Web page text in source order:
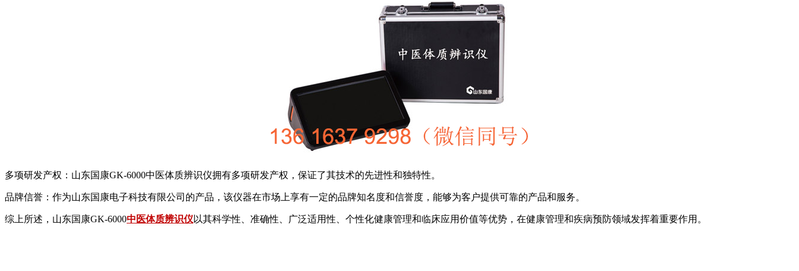
多项研发产权：山东国康GK-6000中医体质辨识仪拥有多项研发产权，保证了其技术的先进性和独特性。
品牌信誉：作为山东国康电子科技有限公司的产品，该仪器在市场上享有一定的品牌知名度和信誉度，能够为客户提供可靠的产品和服务。
综上所述，山东国康GK-6000中医体质辨识仪 以其科学性、准确性、广泛适用性、个性化健康管理和临床应用价值等优势，在健康管理和疾病预防领域发挥着重要作用。